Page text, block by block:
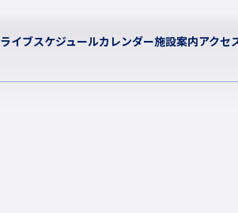
ライブスケジュールカレンダー施設案内アクセ